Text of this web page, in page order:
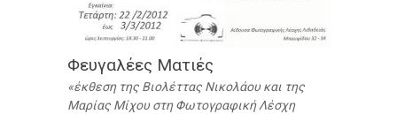
Φευγαλέες Ματιές
έκθεση της Βιολέττας Νικολάου και της
Μαρίας Μίχου στη Φωτογραφική Λέσχη